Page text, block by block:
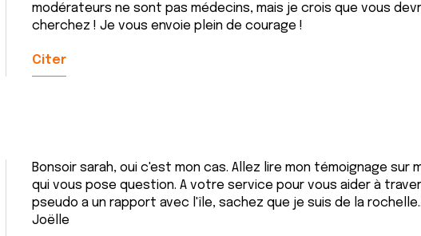
modérateurs ne sont pas médecins, mais je crois que vous
cherchez ! Je vous envoie plein de courage !
Citer
Bonsoir sarah, oui c'est mon cas. Allez lire mon témoignage sur
qui vous pose question. A votre service pour vous aider à
pseudo a un rapport avec l'île, sachez que je suis de la
Joëlle